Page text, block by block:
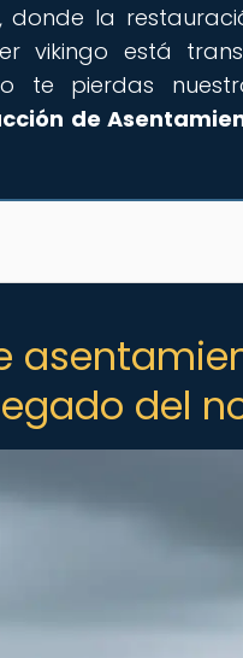
la
vikingo está
te pierdas
de
del